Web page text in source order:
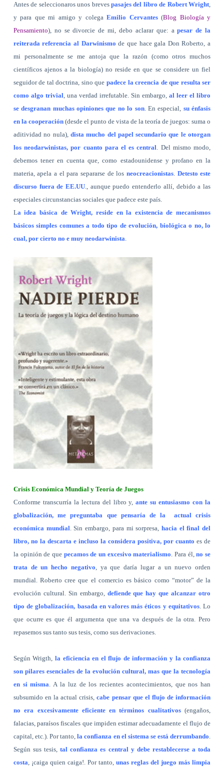
Antes de seleccionaros unos breves pasajes del libro de Robert Wright,
y para que mi amigo y colegaEmilio Cervantes(Blog Biología y
Pensamiento), no se divorcie de mi, debo aclarar que: apesar de la
reiterada referencia al Darwinismode que hace gala Don Roberto, a
mi personalmente se me antoja que la razón (como otros muchos
científicos ajenos a la biología) no reside en que se considere un fiel
seguidor de tal doctrina, sino que padece la creencia de que resulta ser
como algo trivial, una verdad irrefutable. Sin embargo, al leer el libro
se desgranan muchas opiniones que no lo son. En especial, su énfasis
en la cooperación(desde el punto de vista de la teoría de juegos: suma o
aditividad no nula), dista mucho del papel secundario que le otorgan
los neodarwinistas, por cuanto para el es central. Del mismo modo,
debemos tener en cuenta que, como estadounidense y profano en la
materia, apela a el para separarse de los neocreacionistas. Detesto este
discurso fuera de EE.UU., aunque puedo entenderlo allí, debido a las
especiales circunstancias sociales que padece este país.
La idea básica de Wright, reside en la existencia de mecanismos
básicos simples comunes a todo tipo de evolución, biológica o no, lo
cual, por cierto no e muy neodarwinista.
Crisis Económica Mundial y Teoría de Juegos
Conforme transcurría la lectura del libro y,ante su entusiasmo con la
globalización, me preguntaba que pensaría de la
actual crisis
económica mundial . Sin embargo, para mi sorpresa, hacia el final del
libro, no la descarta e incluso la considera positiva, por cuanto es de
la opinión de que pecamos de un excesivo materialismo . Para él,no se
trata de un hecho negativo , ya que daría lugar a un nuevo orden
mundial. Roberto cree que el comercio es básico como “motor” de la
evolución cultural. Sin embargo, defiende que hay que alcanzar otro
tipo de globalización, basada en valores más éticos y equitativos. Lo
que ocurre es que él argumenta que una va después de la otra. Pero
repasemos sus tanto sus tesis, como sus derivaciones.
Según Wrigth,la eficiencia en el flujo de información y la confianza
son pilares esenciales de la evolución cultural, mas que la tecnología
en si misma . A la luz de los recientes acontecimientos, que nos han
subsumido en la actual crisis,cabe pensar que el flujo de información
no era excesivamente eficiente en términos cualitativos(engaños,
falacias, paraísos fiscales que impiden estimar adecuadamente el flujo de
capital, etc.). Por tanto,la confianza en el sistema se está derrumbando
Según sus tesis,tal confianza es central y debe restablecerse a toda
costa , ¡caiga quien caiga!. Por tanto,unas reglas del juego más limpia